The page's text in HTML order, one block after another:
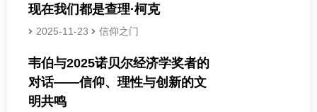
现在我们都是查理·柯克
2025-11-23 信仰之门
韦伯与2025诺贝尔经济学奖者的
对话——信仰、理性与创新的文
明共鸣